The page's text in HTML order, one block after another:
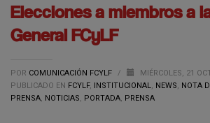
Elecciones a miembros a
General FCyLF
POR COMUNICACIÓN FCYLF / MIÉRCOLES, 21
PUBLICADO EN FCYLF, INSTITUCIONAL, NEWS, NOTA
PRENSA, NOTICIAS, PORTADA, PRENSA